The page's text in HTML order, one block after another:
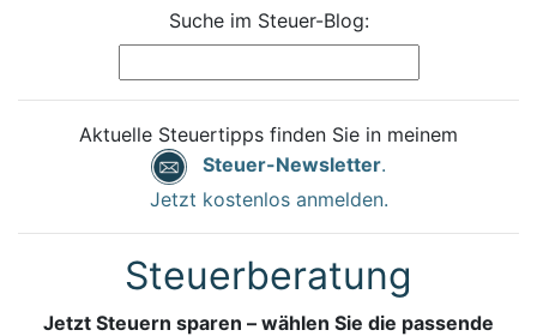
Suche im Steuer-Blog:
Aktuelle Steuertipps finden Sie in meinem
Steuer-Newsletter.
Jetzt kostenlos anmelden.
Steuerberatung
Jetzt Steuern sparen – wählen Sie die passende